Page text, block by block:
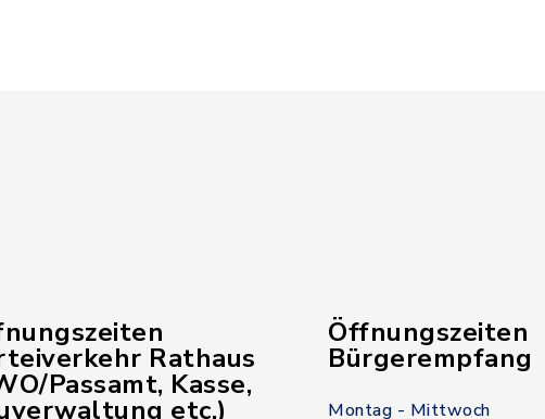
Rathaus
Passamt, Kasse,
etc.)
Öffnungszeiten
Bürgerempfang
Montag - Mittwoch